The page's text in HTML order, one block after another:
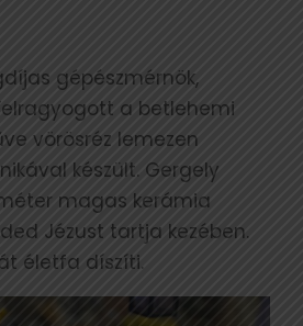
gépészmérnök,
a betlehemi
vörösréz lemezen
készült. Gergely
magas kerámia
Jézust tartja kezében.
életfa díszíti.